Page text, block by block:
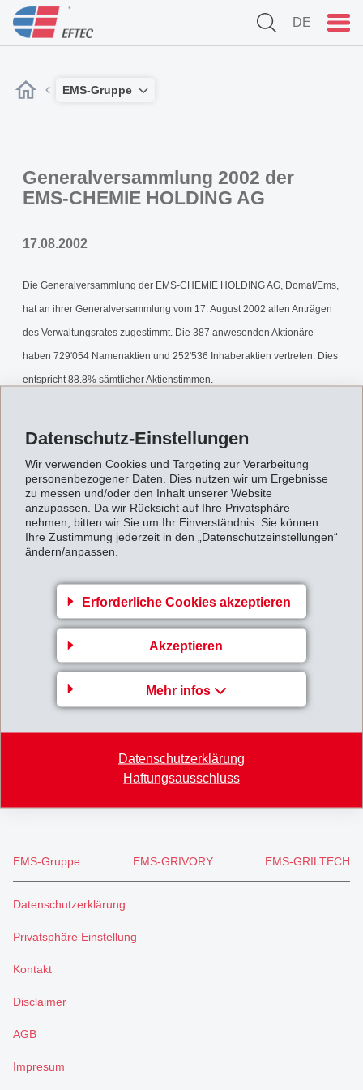
Datenschutz-Einstellungen
Wir verwenden Cookies und Targeting zur Verarbeitung
personenbezogener Daten. Dies nutzen wir um Ergebnisse
zu messen und/oder den Inhalt unserer Website
anzupassen. Da wir Rücksicht auf Ihre Privatsphäre
nehmen, bitten wir Sie um Ihr Einverständnis. Sie können
Ihre Zustimmung jederzeit in den „Datenschutzeinstellungen“
ändern/anpassen.
Erforderliche Cookies akzeptieren
Akzeptieren
Mehr infos
Datenschutzerklärung
Haftungsausschluss
DE
EMS-Gruppe
Generalversammlung 2002 der
EMS-CHEMIE HOLDING AG
17.08.2002
Die Generalversammlung der EMS-CHEMIE HOLDING AG, Domat/Ems,
hat an ihrer Generalversammlung vom 17. August 2002 allen Anträgen
des Verwaltungsrates zugestimmt. Die 387 anwesenden Aktionäre
haben 729'054 Namenaktien und 252'536 Inhaberaktien vertreten. Dies
entspricht 88.8% sämtlicher Aktienstimmen.
Zurück zur Übersicht
Gruppenleitung
EFTEC AG
Hofstrasse 31
Switzerland
+41 71 466 43 00
+41 71 466 43 01
eftec.com
EMS-Gruppe EMS-GRIVORY EMS-GRILTECH
Datenschutzerklärung
Privatsphäre Einstellung
Kontakt
Disclaimer
AGB
Impresum